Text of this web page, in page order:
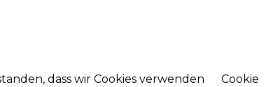
dass wir Cookies verwenden
Cookie